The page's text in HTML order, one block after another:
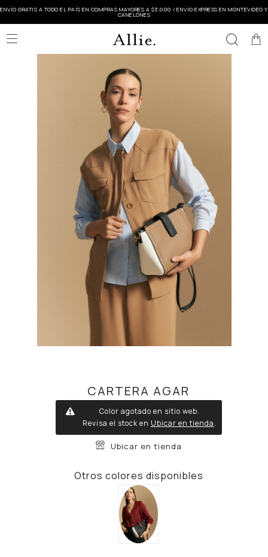
ENVÍO GRATIS A TODO EL PAÍS EN COMPRAS MAYORES A $3.000 / ENVÍO EXPRESS EN MONTEVIDEO Y
CANELONES

CARTERA AGAR
Color agotado en sitio web.
Revisa el stock en Ubicar en tienda.
Ubicar en tienda
Otros colores disponibles